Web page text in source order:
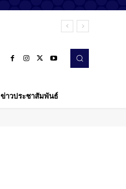
ข่าวประชาสัมพันธ์